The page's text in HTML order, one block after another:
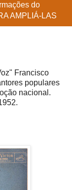
do
AMPLIÁ-LAS
Francisco
populares
nacional.